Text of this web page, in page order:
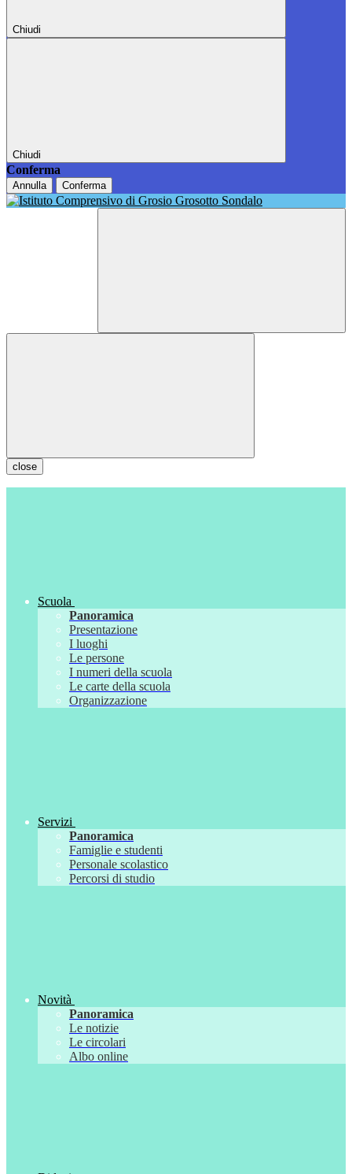
Chiudi
Chiudi
Conferma
Annulla Conferma
close
Scuola
Panoramica
Presentazione
I luoghi
Le persone
I numeri della scuola
Le carte della scuola
Organizzazione
Servizi
Panoramica
Famiglie e studenti
Personale scolastico
Percorsi di studio
Novità
Panoramica
Le notizie
Le circolari
Albo online